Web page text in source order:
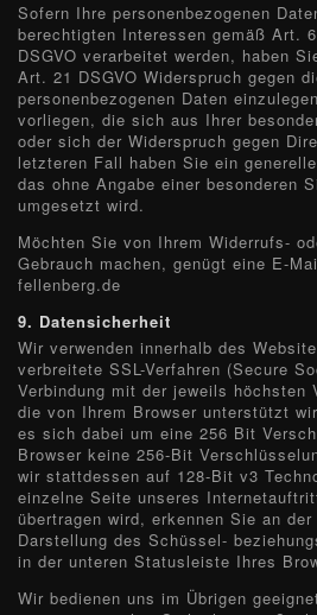
Sofern Ihre personenbezogenen
berechtigten Interessen gemäß Art.
DSGVO verarbeitet werden, haben
Art. 21 DSGVO Widerspruch gegen
personenbezogenen Daten
vorliegen, die sich aus Ihrer
oder sich der Widerspruch gegen
letzteren Fall haben Sie ein
das ohne Angabe einer besonderen
umgesetzt wird.
Möchten Sie von Ihrem Widerrufs-
Gebrauch machen, genügt eine E-
fellenberg.de
9. Datensicherheit
Wir verwenden innerhalb des
verbreitete SSL-Verfahren (Secure
Verbindung mit der jeweils höchsten
die von Ihrem Browser unterstützt
es sich dabei um eine 256 Bit
Browser keine 256-Bit
wir stattdessen auf 128-Bit v3
einzelne Seite unseres
übertragen wird, erkennen Sie an
Darstellung des Schüssel-
in der unteren Statusleiste Ihres
Wir bedienen uns im Übrigen